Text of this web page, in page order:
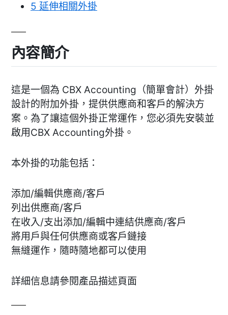
5 延伸相關外掛
內容簡介
這是一個為 CBX Accounting（簡單會計）外掛
設計的附加外掛，提供供應商和客戶的解決方
案。為了讓這個外掛正常運作，您必須先安裝並
啟用CBX Accounting外掛。
本外掛的功能包括：
添加/編輯供應商/客戶
列出供應商/客戶
在收入/支出添加/編輯中連結供應商/客戶
將用戶與任何供應商或客戶鏈接
無縫運作，隨時隨地都可以使用
詳細信息請參閱產品描述頁面